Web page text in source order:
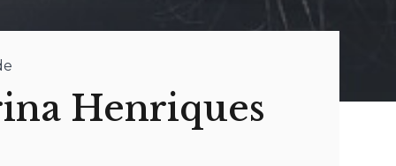
Henriques